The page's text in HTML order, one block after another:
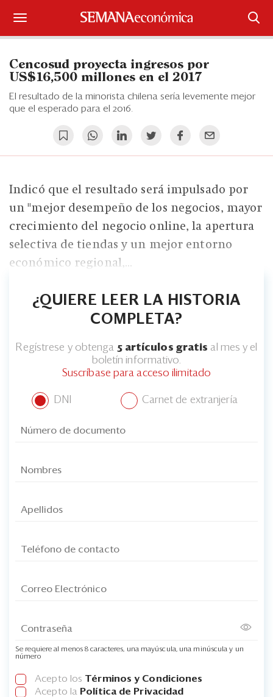
Iniciar sesión
Portada
¿Qué está pasando?
Management
Economía y Finanzas
Legal y Política
Blogs
Edición Impresa
Cencosud proyecta ingresos por
US$16,500 millones en el 2017
El resultado de la minorista chilena sería levemente mejor
que el esperado para el 2016.
Indicó que el resultado será impulsado por
un "mejor desempeño de los negocios, mayor
crecimiento del negocio online, la apertura
selectiva de tiendas y un mejor entorno
económico regional,...
¿QUIERE LEER LA HISTORIA
COMPLETA?
Regístrese y obtenga 5 artículos gratis al mes y el
boletín informativo.
Suscríbase para acceso ilimitado
DNI Carnet de extranjería
Se requiere al menos 8 caracteres, una mayúscula, una minúscula y un
número
Acepto los Términos y Condiciones
Acepto la Política de Privacidad